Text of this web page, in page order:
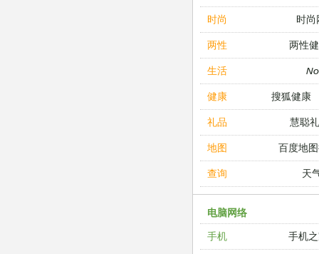
时尚 时尚
两性 两性
生活
健康 搜狐健康
礼品 慧聪
地图 百度地
查询 天
电脑网络
手机
手机